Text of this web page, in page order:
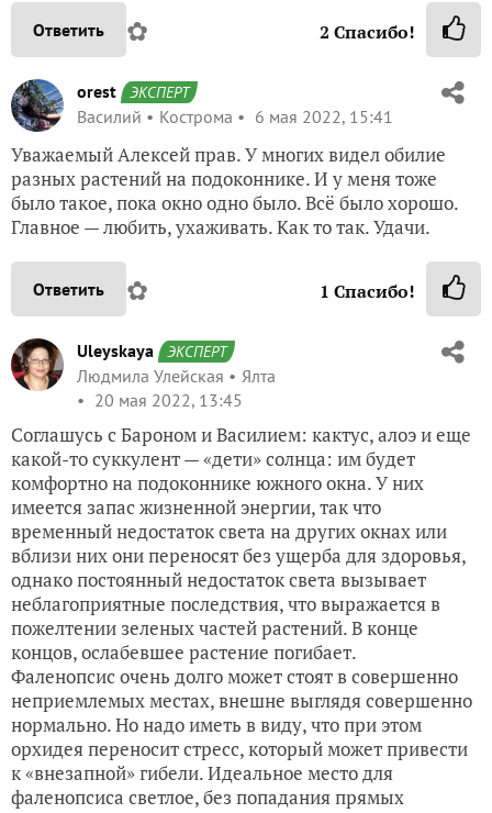
Ответить ✿ 2 Спасибо!
orest ЭКСПЕРТ
Василий Кострома 6 мая 2022, 15:41
Уважаемый Алексей прав. У многих видел обилие
разных растений на подоконнике. И у меня тоже
было такое, пока окно одно было. Всё было хорошо.
Главное — любить, ухаживать. Как то так. Удачи.
Ответить ✿ 1 Спасибо!
Uleyskaya ЭКСПЕРТ
Людмила Улейская
Ялта
20 мая 2022, 13:45
Соглашусь с Бароном и Василием: кактус, алоэ и еще
какой-то суккулент — «дети» солнца: им будет
комфортно на подоконнике южного окна. У них
имеется запас жизненной энергии, так что
временный недостаток света на других окнах или
вблизи них они переносят без ущерба для здоровья,
однако постоянный недостаток света вызывает
неблагоприятные последствия, что выражается в
пожелтении зеленых частей растений. В конце
концов, ослабевшее растение погибает.
Фаленопсис очень долго может стоят в совершенно
неприемлемых местах, внешне выглядя совершенно
нормально. Но надо иметь в виду, что при этом
орхидея переносит стресс, который может привести
к «внезапной» гибели. Идеальное место для
фаленопсиса светлое, без попадания прямых